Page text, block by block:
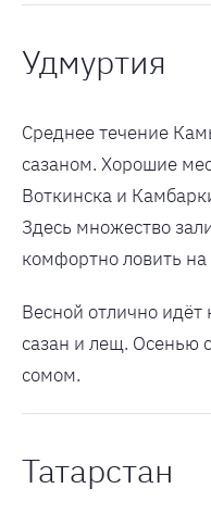
Удмуртия
Среднее течение
сазаном. Хорошие
Воткинска и
Здесь множество
комфортно ловить
Весной отлично идёт
сазан и лещ. Осенью
сомом.
Татарстан